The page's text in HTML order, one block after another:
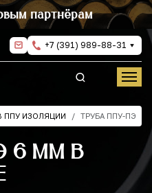
партнёрам
+7 (391) 989-88-31
ППУ ИЗОЛЯЦИИ ТРУБА ППУ-ПЭ
6 ММ В